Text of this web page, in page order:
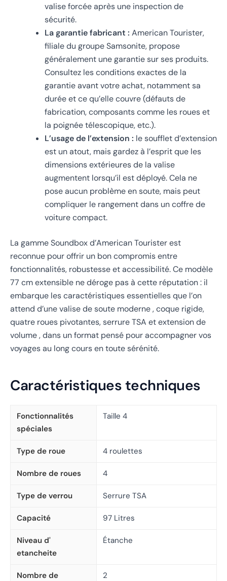
valise forcée après une inspection de
sécurité.
La garantie fabricant : American Tourister,
filiale du groupe Samsonite, propose
généralement une garantie sur ses produits.
Consultez les conditions exactes de la
garantie avant votre achat, notamment sa
durée et ce qu’elle couvre (défauts de
fabrication, composants comme les roues et
la poignée télescopique, etc.).
L’usage de l’extension : le soufflet d’extension
est un atout, mais gardez à l’esprit que les
dimensions extérieures de la valise
augmentent lorsqu’il est déployé. Cela ne
pose aucun problème en soute, mais peut
compliquer le rangement dans un coffre de
voiture compact.
La gamme Soundbox d’American Tourister est
reconnue pour offrir un bon compromis entre
fonctionnalités, robustesse et accessibilité. Ce modèle
77 cm extensible ne déroge pas à cette réputation : il
embarque les caractéristiques essentielles que l’on
attend d’une valise de soute moderne , coque rigide,
quatre roues pivotantes, serrure TSA et extension de
volume , dans un format pensé pour accompagner vos
voyages au long cours en toute sérénité.
Caractéristiques techniques
Fonctionnalités
spéciales
Taille 4
Type de roue 4 roulettes
Nombre de roues 4
Type de verrou Serrure TSA
Capacité 97 Litres
Niveau d'
etancheite
Étanche
Nombre de
2